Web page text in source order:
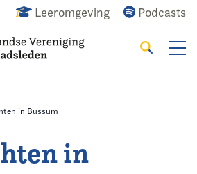
Leeromgeving Podcasts
Zoeken
in Bussum
in